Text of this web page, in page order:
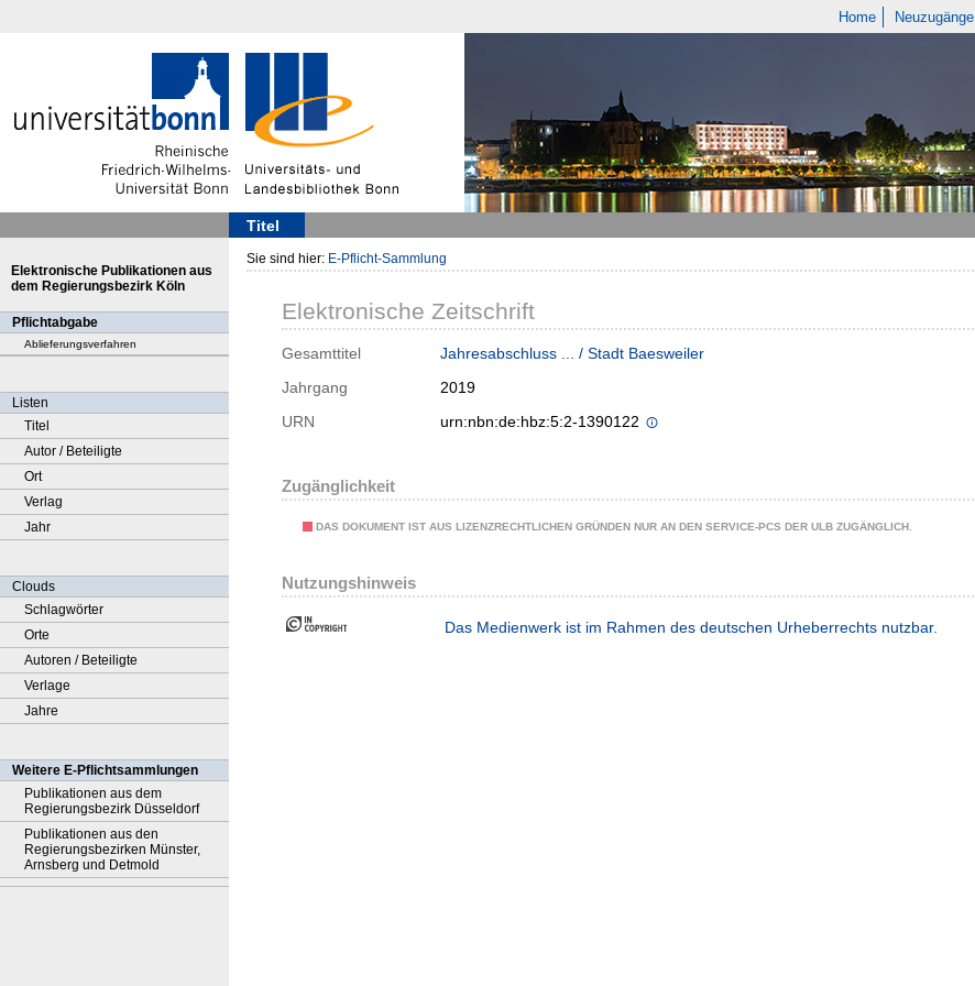
Home Neuzugänge
Titel
Elektronische Publikationen aus
dem Regierungsbezirk Köln
Pflichtabgabe
Ablieferungsverfahren
Listen
Titel
Autor / Beteiligte
Ort
Verlag
Jahr
Clouds
Schlagwörter
Orte
Autoren / Beteiligte
Verlage
Jahre
Weitere E-Pflichtsammlungen
Publikationen aus dem
Regierungsbezirk Düsseldorf
Publikationen aus den
Regierungsbezirken Münster,
Arnsberg und Detmold
Sie sind hier: E-Pflicht-Sammlung
Elektronische Zeitschrift
Gesamttitel
Jahresabschluss ... / Stadt Baesweiler
Jahrgang
2019
URN
urn:nbn:de:hbz:5:2-1390122
Zugänglichkeit
DAS DOKUMENT IST AUS LIZENZRECHTLICHEN GRÜNDEN NUR AN DEN SERVICE-PCS DER ULB ZUGÄNGLICH.
Nutzungshinweis
Das Medienwerk ist im Rahmen des deutschen Urheberrechts nutzbar.